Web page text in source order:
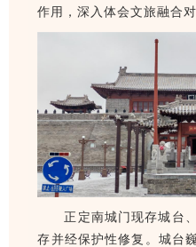
作用，深入体会文旅融合
正定南城门现存城台
存并经保护性修复。城台